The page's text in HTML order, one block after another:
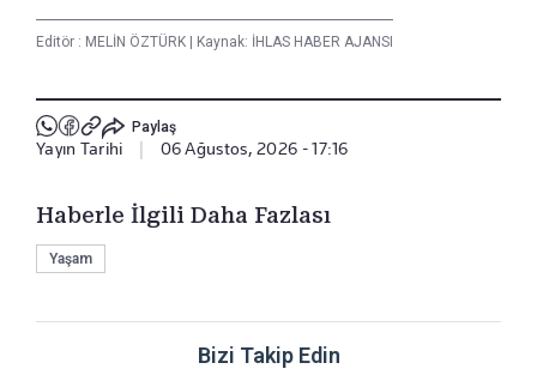
Editör : MELİN ÖZTÜRK | Kaynak: İHLAS HABER AJANSI
Paylaş
Yayın Tarihi 06 Ağustos, 2026 - 17:16
Haberle İlgili Daha Fazlası
Yaşam
Bizi Takip Edin